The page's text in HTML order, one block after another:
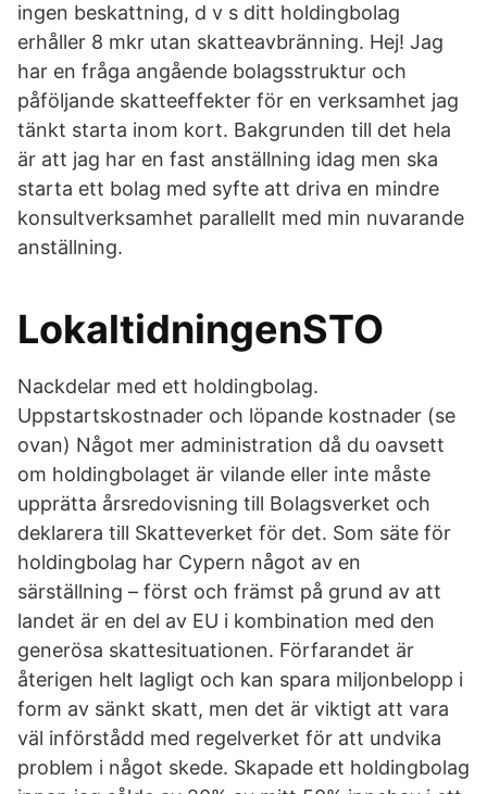
ingen beskattning, d v s ditt holdingbolag
erhåller 8 mkr utan skatteavbränning. Hej! Jag
har en fråga angående bolagsstruktur och
påföljande skatteeffekter för en verksamhet jag
tänkt starta inom kort. Bakgrunden till det hela
är att jag har en fast anställning idag men ska
starta ett bolag med syfte att driva en mindre
konsultverksamhet parallellt med min nuvarande
anställning.
LokaltidningenSTO
Nackdelar med ett holdingbolag.
Uppstartskostnader och löpande kostnader (se
ovan) Något mer administration då du oavsett
om holdingbolaget är vilande eller inte måste
upprätta årsredovisning till Bolagsverket och
deklarera till Skatteverket för det. Som säte för
holdingbolag har Cypern något av en
särställning – först och främst på grund av att
landet är en del av EU i kombination med den
generösa skattesituationen. Förfarandet är
återigen helt lagligt och kan spara miljonbelopp i
form av sänkt skatt, men det är viktigt att vara
väl införstådd med regelverket för att undvika
problem i något skede. Skapade ett holdingbolag